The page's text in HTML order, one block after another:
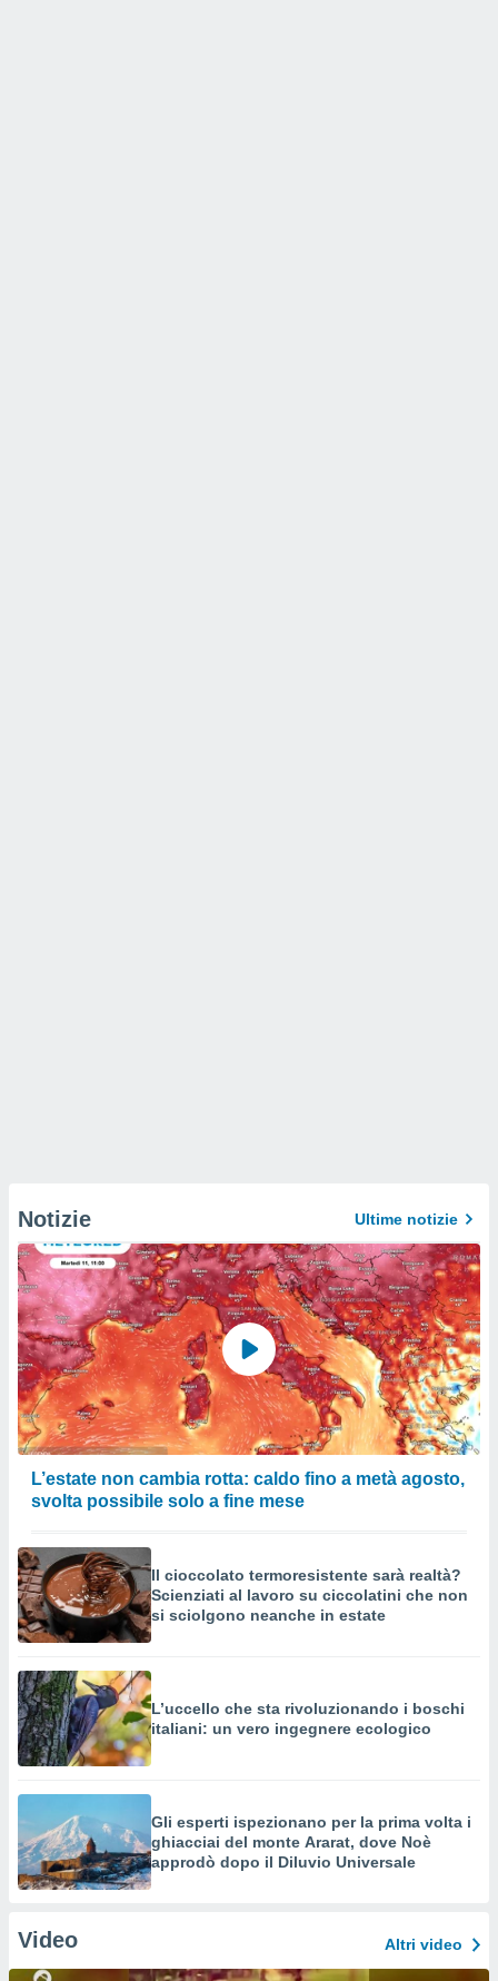
Notizie Ultime notizie
L’estate non cambia rotta: caldo fino a metà agosto,
svolta possibile solo a fine mese
Il cioccolato termoresistente sarà realtà?
Scienziati al lavoro su ciccolatini che non
si sciolgono neanche in estate
L’uccello che sta rivoluzionando i boschi
italiani: un vero ingegnere ecologico
Gli esperti ispezionano per la prima volta i
ghiacciai del monte Ararat, dove Noè
approdò dopo il Diluvio Universale
Video Altri video